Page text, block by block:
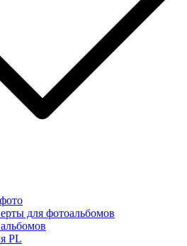
для фотоальбомов
PL